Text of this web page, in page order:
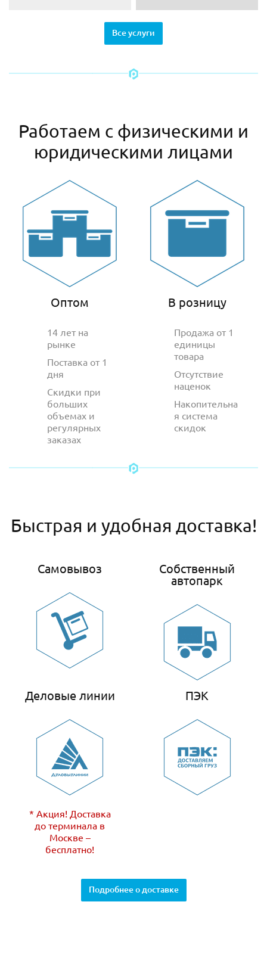
Все услуги
Работаем с физическими и
юридическими лицами
Оптом
14 лет на
рынке
Поставка от 1
дня
Скидки при
больших
объемах и
регулярных
заказах
В розницу
Продажа от 1
единицы
товара
Отсутствие
наценок
Накопительна
я система
скидок
Быстрая и удобная доставка!
Самовывоз
Собственный
автопарк
Деловые линии
* Акция! Доставка
до терминала в
Москве –
бесплатно!
ПЭК
Подробнее о доставке